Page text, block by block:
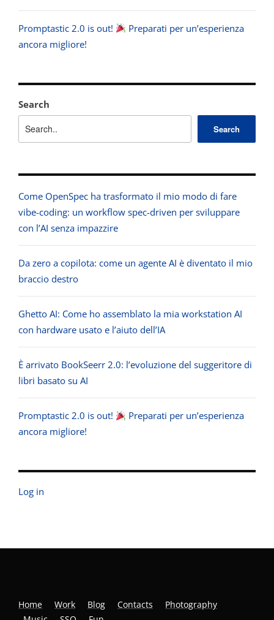
Promptastic 2.0 is out!
Preparati per un’esperienza
ancora migliore!
Search
Search
Come OpenSpec ha trasformato il mio modo di fare
vibe-coding: un workflow spec-driven per sviluppare
con l’AI senza impazzire
Da zero a copilota: come un agente AI è diventato il mio
braccio destro
Ghetto AI: Come ho assemblato la mia workstation AI
con hardware usato e l’aiuto dell’IA
È arrivato BookSeerr 2.0: l’evoluzione del suggeritore di
libri basato su AI
Promptastic 2.0 is out!
Preparati per un’esperienza
ancora migliore!
Log in
Home Work Blog Contacts
Photography